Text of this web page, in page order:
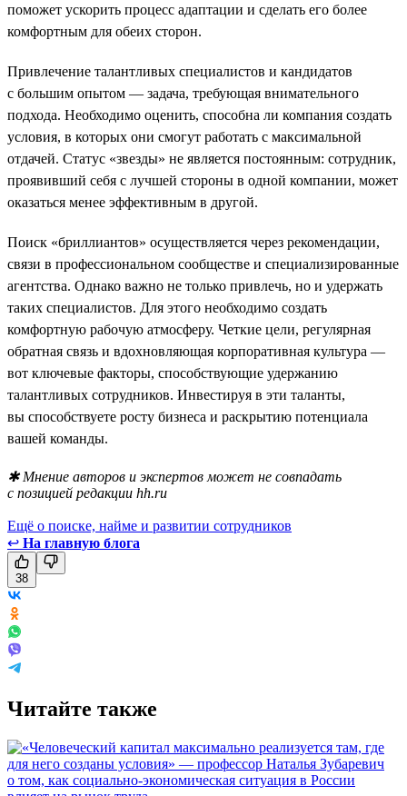
поможет ускорить процесс адаптации и сделать его более
комфортным для обеих сторон.
Привлечение талантливых специалистов и кандидатов
с большим опытом — задача, требующая внимательного
подхода. Необходимо оценить, способна ли компания создать
условия, в которых они смогут работать с максимальной
отдачей. Статус «звезды» не является постоянным: сотрудник,
проявивший себя с лучшей стороны в одной компании, может
оказаться менее эффективным в другой.
Поиск «бриллиантов» осуществляется через рекомендации,
связи в профессиональном сообществе и специализированные
агентства. Однако важно не только привлечь, но и удержать
таких специалистов. Для этого необходимо создать
комфортную рабочую атмосферу. Четкие цели, регулярная
обратная связь и вдохновляющая корпоративная культура —
вот ключевые факторы, способствующие удержанию
талантливых сотрудников. Инвестируя в эти таланты,
вы способствуете росту бизнеса и раскрытию потенциала
вашей команды.
✱ Мнение авторов и экспертов может не совпадать
с позицией редакции hh.ru
Ещё о поиске, найме и развитии сотрудников
↩ На главную блога
38
Читайте также